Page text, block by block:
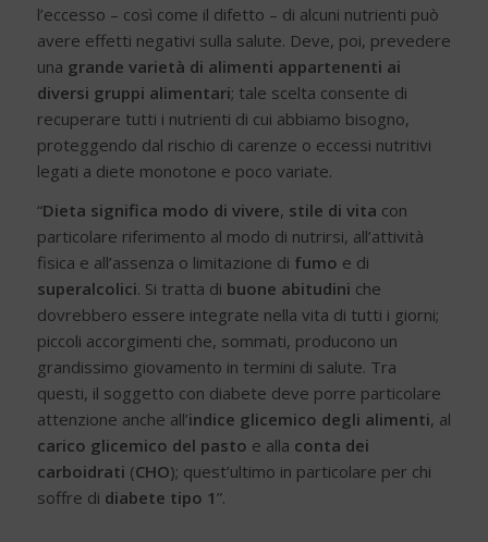
l’eccesso – così come il difetto – di alcuni nutrienti può
avere effetti negativi sulla salute. Deve, poi, prevedere
una grande varietà di alimenti appartenenti ai
diversi gruppi alimentari; tale scelta consente di
recuperare tutti i nutrienti di cui abbiamo bisogno,
proteggendo dal rischio di carenze o eccessi nutritivi
legati a diete monotone e poco variate.
“Dieta significa modo di vivere, stile di vita con
particolare riferimento al modo di nutrirsi, all’attività
fisica e all’assenza o limitazione di fumo e di
superalcolici. Si tratta di buone abitudini che
dovrebbero essere integrate nella vita di tutti i giorni;
piccoli accorgimenti che, sommati, producono un
grandissimo giovamento in termini di salute. Tra
questi, il soggetto con diabete deve porre particolare
attenzione anche all’indice glicemico degli alimenti, al
carico glicemico del pasto e alla conta dei
carboidrati (CHO); quest’ultimo in particolare per chi
soffre di diabete tipo 1”.